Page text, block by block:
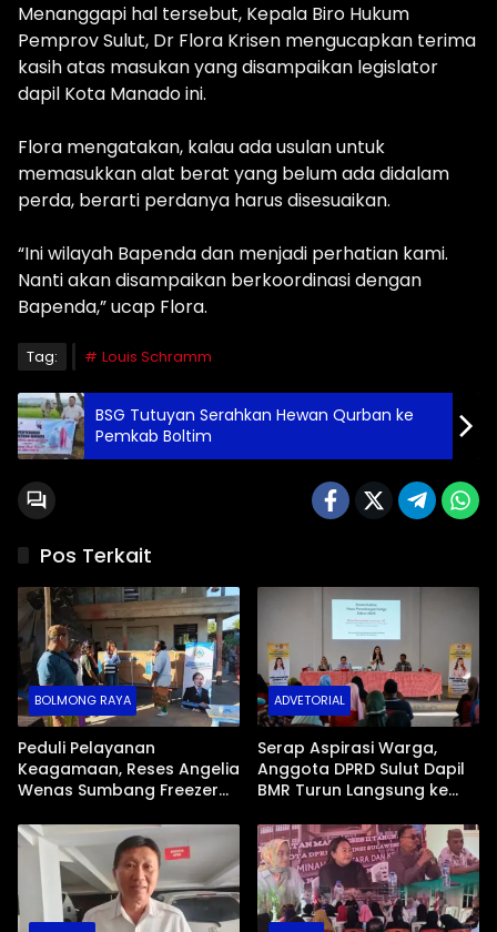
Menanggapi hal tersebut, Kepala Biro Hukum
Pemprov Sulut, Dr Flora Krisen mengucapkan terima
kasih atas masukan yang disampaikan legislator
dapil Kota Manado ini.
Flora mengatakan, kalau ada usulan untuk
memasukkan alat berat yang belum ada didalam
perda, berarti perdanya harus disesuaikan.
“Ini wilayah Bapenda dan menjadi perhatian kami.
Nanti akan disampaikan berkoordinasi dengan
Bapenda,” ucap Flora.
Tag: Louis Schramm
BSG Tutuyan Serahkan Hewan Qurban ke
Pemkab Boltim
Pos Terkait
BOLMONG RAYA
Peduli Pelayanan
Keagamaan, Reses Angelia
Wenas Sumbang Freezer
di Mopugad Bolmong
ADVETORIAL
Serap Aspirasi Warga,
Anggota DPRD Sulut Dapil
BMR Turun Langsung ke